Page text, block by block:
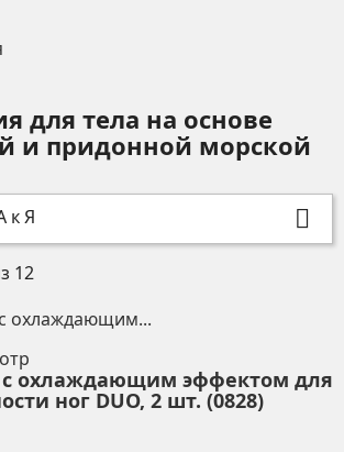
для тела на основе
и придонной морской
к Я 
12
с охлаждающим эффектом для
ног DUO, 2 шт. (0828)